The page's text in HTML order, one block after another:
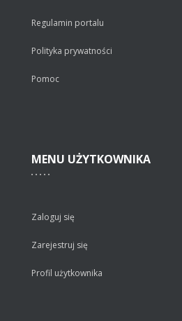
Regulamin portalu
Polityka prywatności
Pomoc
MENU UŻYTKOWNIKA
Zaloguj się
Zarejestruj się
Profil użytkownika